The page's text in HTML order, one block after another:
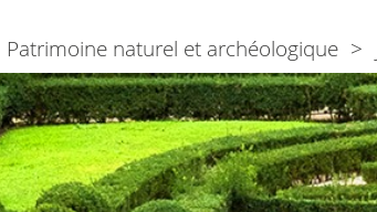
Patrimoine naturel et archéologique